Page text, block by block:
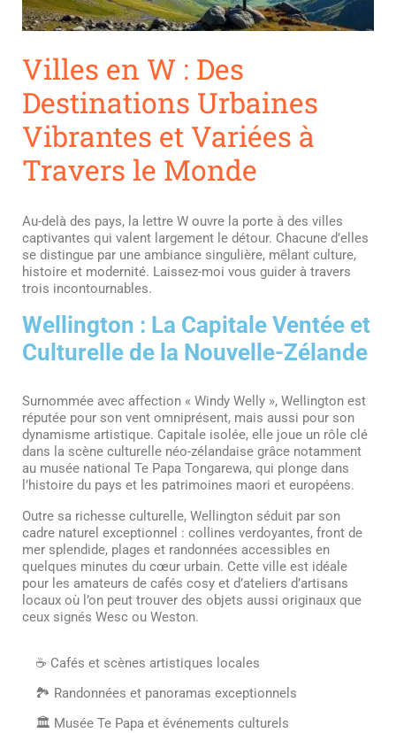
Villes en W : Des
Destinations Urbaines
Vibrantes et Variées à
Travers le Monde
Au-delà des pays, la lettre W ouvre la porte à des villes
captivantes qui valent largement le détour. Chacune d’elles
se distingue par une ambiance singulière, mêlant culture,
histoire et modernité. Laissez-moi vous guider à travers
trois incontournables.
Wellington : La Capitale Ventée et
Culturelle de la Nouvelle-Zélande
Surnommée avec affection « Windy Welly », Wellington est
réputée pour son vent omniprésent, mais aussi pour son
dynamisme artistique. Capitale isolée, elle joue un rôle clé
dans la scène culturelle néo-zélandaise grâce notamment
au musée national Te Papa Tongarewa, qui plonge dans
l’histoire du pays et les patrimoines maori et européens.
Outre sa richesse culturelle, Wellington séduit par son
cadre naturel exceptionnel : collines verdoyantes, front de
mer splendide, plages et randonnées accessibles en
quelques minutes du cœur urbain. Cette ville est idéale
pour les amateurs de cafés cosy et d’ateliers d’artisans
locaux où l’on peut trouver des objets aussi originaux que
ceux signés Wesc ou Weston.
☕ Cafés et scènes artistiques locales
🏞️ Randonnées et panoramas exceptionnels
🏛️ Musée Te Papa et événements culturels